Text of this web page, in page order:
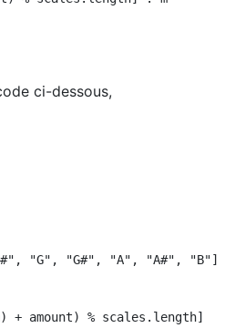
ci-dessous,
"G", "G#", "A", "A#", "B"]
+ amount) % scales.length]